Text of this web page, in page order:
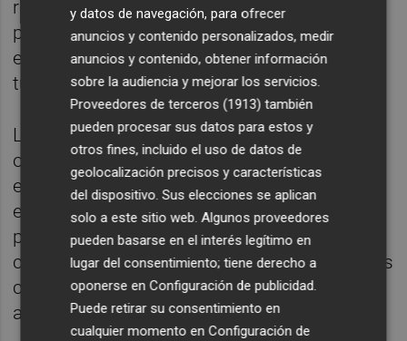
respuesta inmune a los fármacos,
particularmente los neoantígenos, que son
específicos de las mutaciones de los
tumores en crecimiento.
Los neoantígenos tienen el potencial de ser
objetivos principales de la inmunoterapia, y
el marco propuesto probablemente será útil
en estudios de resistencia adquirida que
puede ser crucial para comprender las
circunstancias en las que estos tratamientos
causan efectos secundarios similares a los
autoinmunes.
y datos de navegación, para ofrecer
anuncios y contenido personalizados, medir
anuncios y contenido, obtener información
sobre la audiencia y mejorar los servicios.
Proveedores de terceros (1913) también
pueden procesar sus datos para estos y
otros fines, incluido el uso de datos de
geolocalización precisos y características
del dispositivo. Sus elecciones se aplican
solo a este sitio web. Algunos proveedores
pueden basarse en el interés legítimo en
lugar del consentimiento; tiene derecho a
oponerse enConfiguración de publicidad
Puede retirar su consentimiento en
cualquier momento enConfiguración de